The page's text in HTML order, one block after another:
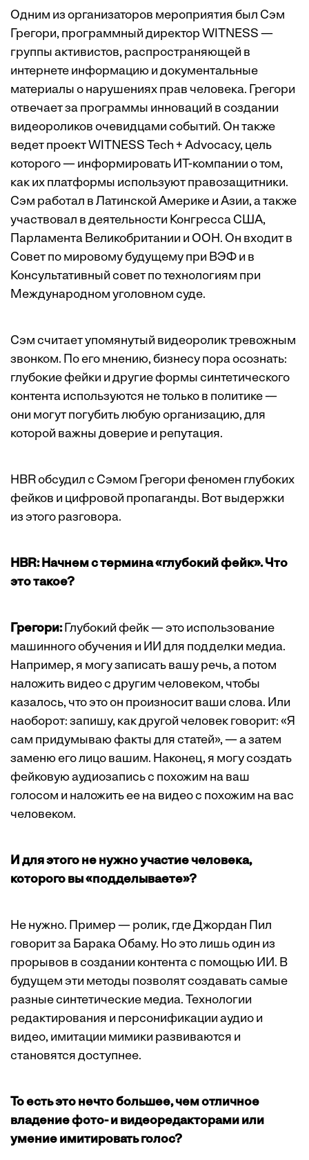
Одним из организаторов мероприятия был Сэм
Грегори, программный директор WITNESS —
группы активистов, ­распространяющей в
интернете информацию и документальные
материалы о нарушениях прав человека. Грегори
отвечает за программы инноваций в создании
видеороликов очевидцами событий. Он также
ведет проект WITNESS Tech + Advocacy, цель
которого — информировать ИТ-компании о том,
как их платформы используют правозащитники.
Сэм работал в Латинской Америке и Азии, а также
участвовал в деятельности Конгресса США,
Парламента Великобритании и ООН. Он входит в
Совет по мировому будущему при ВЭФ и в
Консультативный совет по технологиям при
Международном уголовном суде.
Сэм считает упомянутый видеоролик тревожным
звонком. По его мнению, бизнесу пора осознать:
глубокие фейки и другие формы синтетического
контента используются не только в политике —
они могут погубить любую организацию, для
которой важны доверие и репутация.
HBR обсудил с Сэмом Грегори феномен глубоких
фейков и цифровой пропаганды. Вот выдержки
из этого разговора.
HBR: Начнем с термина «глубокий фейк». Что
это такое?
Грегори:Глубокий фейк — это использование
машинного обучения и ИИ для подделки медиа.
Например, я могу записать вашу речь, а потом
наложить видео с другим человеком, чтобы
казалось, что это он произносит ваши слова. Или
наоборот: запишу, как другой человек говорит: «Я
сам придумываю факты для статей», — а затем
заменю его лицо вашим. Наконец, я могу создать
фейковую аудиозапись с похожим на ваш
голосом и наложить ее на видео с похожим на вас
человеком.
И для этого не нужно участие человека,
которого вы «подделываете»?
Не нужно. Пример — ролик, где Джордан Пил
говорит за Барака Обаму. Но это лишь один из
прорывов в создании контента с помощью ИИ. В
будущем эти методы позволят создавать самые
разные синтетические медиа. Технологии
редактирования и персонификации аудио и
видео, имитации мимики развиваются и
становятся доступнее.
То есть это нечто большее, чем отличное
владение фото- и видеоредакторами или
умение имитировать голос?